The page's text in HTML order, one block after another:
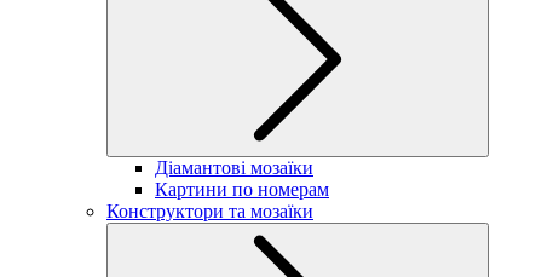
Діамантові мозаїки
Картини по номерам
Конструктори та мозаїки